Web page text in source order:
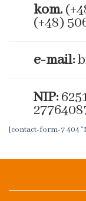
kom.
(+48)
e-mail:
NIP:
[contact-form-7 404